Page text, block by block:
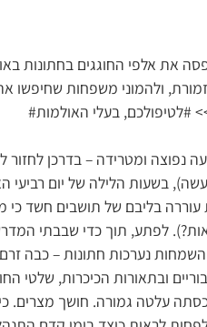
ביום רביעי בשעה 10:00 בערב, תפסה את אלפי
ולהמוני משפחות שחיפשו
#לטיפולכם, בעלי האולמות#
ומטרידה – בדרכן לחזור
בשעות הלילה של יום רביעי
והמדויקת עוררה בליבם של תושבים
לפתע, תוך כדי שבבתי
השמחות נערכות חתונות – כבה
ובתאורות הכיכרות, שלטי
עלטה גמורה. חושך מצרים.